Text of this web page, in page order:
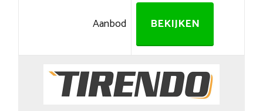
Aanbod BEKIJKEN